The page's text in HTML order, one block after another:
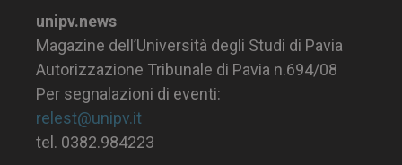
unipv.news
Magazine dell’Università degli Studi di Pavia
Autorizzazione Tribunale di Pavia n.694/08
Per segnalazioni di eventi:
relest@unipv.it
tel. 0382.984223